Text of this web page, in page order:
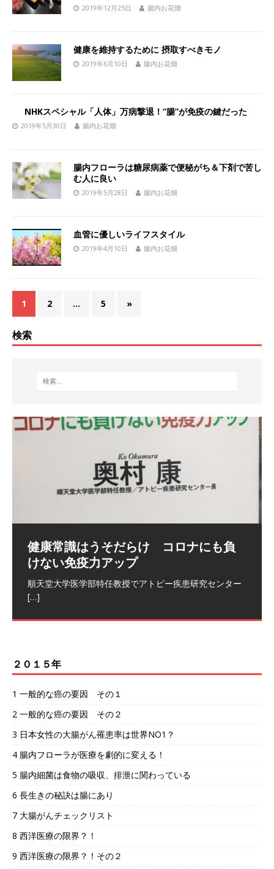
2019年12月25日 腸内お花畑
健康を維持するために 摂取すべきモノ
2019年6月10日 腸内お花畑
NHKスペシャル「人体」万病撃退！“腸”が免疫の鍵だった
2019年5月30日 腸内お花畑
腸内フローラは糖尿病薬で便秘がち＆下剤で苦し
む人に良い
2019年5月28日 腸内お花畑
血管に優しいライフスタイル
2019年4月10日 腸内お花畑
1 2 … 5 »
検索
健康常識はうそだらけ コロナにも負
けない免疫力アップ
順天堂大学医学部特任教授でアトピー疾患研究センター
[…]
沢賢治さんの詩が凄すぎた
｢雨ニモマケズ｣ 雨にも負けず 風にも負けず 雪に
長寿の秘訣 西郷隆盛を支えた言志晩
録（佐藤一斎著）
[…]
健康十訓 西郷隆盛を支えた言志晩録
（佐藤一斎著）
[…]
何よりも新鮮な湧き水が身体によい 湧き水の場所は「
２０１５年
1 一般的な癌の要因 その１
2 一般的な癌の要因 その２
3 日本女性の大腸がん罹患率は世界NO1？
4 腸内フローラが医療を劇的に変える！
5 腸内細菌は食物の吸収、排泄に関わっている
6 長生きの秘訣は腸にあり
7 大腸がんチェックリスト
8 西洋医療の限界？！
9 西洋医療の限界？！その２